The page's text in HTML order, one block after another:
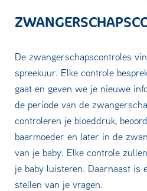
De zwangerschapscontroles
spreekuur. Elke controle
gaat en geven we je nieuwe
de periode van de
controleren je bloeddruk,
baarmoeder en later in de
van je baby. Elke controle
je baby luisteren. Daarnaast is
stellen van je vragen.